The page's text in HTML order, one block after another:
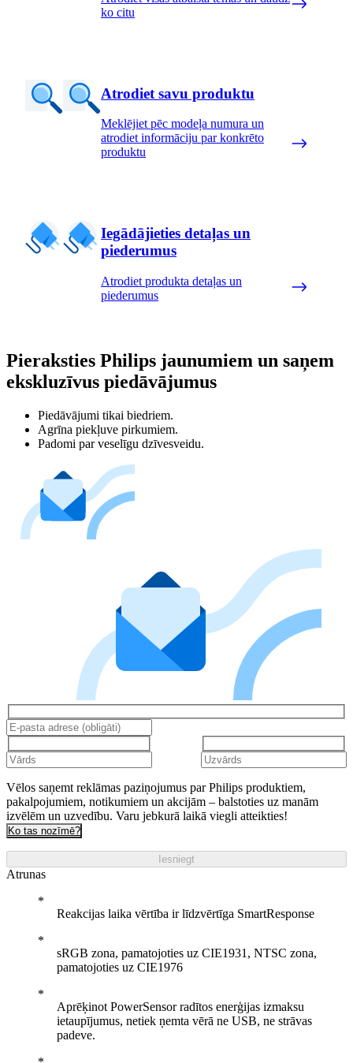
ko citu
Atrodiet savu produktu
Meklējiet pēc modeļa numura un
atrodiet informāciju par konkrēto
produktu
Iegādājieties detaļas un
piederumus
Atrodiet produkta detaļas un
piederumus
Pieraksties Philips jaunumiem un saņem
ekskluzīvus piedāvājumus
Piedāvājumi tikai biedriem.
Agrīna piekļuve pirkumiem.
Padomi par veselīgu dzīvesveidu.
Vēlos saņemt reklāmas paziņojumus par Philips produktiem,
pakalpojumiem, notikumiem un akcijām – balstoties uz manām
izvēlēm un uzvedību. Varu jebkurā laikā viegli atteikties!
Ko tas nozīmē?
Iesniegt
Atrunas
Reakcijas laika vērtība ir līdzvērtīga SmartResponse
sRGB zona, pamatojoties uz CIE1931, NTSC zona,
pamatojoties uz CIE1976
Aprēķinot PowerSensor radītos enerģijas izmaksu
ietaupījumus, netiek ņemta vērā ne USB, ne strāvas
padeve.